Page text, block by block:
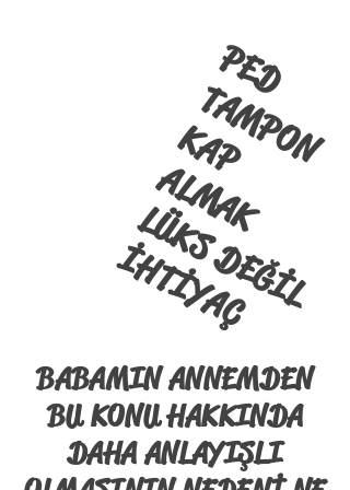
PED
TAMPON
KAP
ALMAK
LÜKS DEĞİL
İHTİYAÇ
BABAMIN ANNEMDEN
BU KONU HAKKINDA
DAHA ANLAYIŞLI